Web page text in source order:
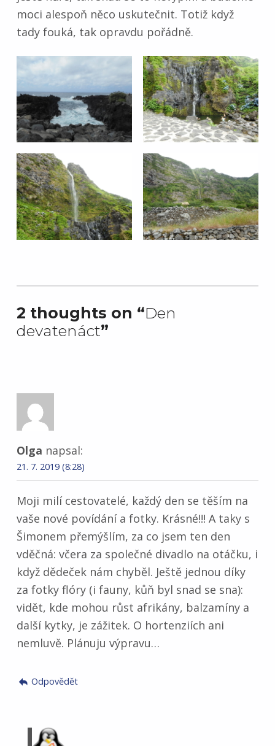
moci alespoň něco uskutečnit. Totiž když
tady fouká, tak opravdu pořádně.
2 thoughts on “Den
devatenáct”
Olga napsal:
21. 7. 2019 (8:28)
Moji milí cestovatelé, každý den se těším na
vaše nové povídání a fotky. Krásné!!! A taky s
Šimonem přemýšlím, za co jsem ten den
vděčná: včera za společné divadlo na otáčku, i
když dědeček nám chyběl. Ještě jednou díky
za fotky flóry (i fauny, kůň byl snad se sna):
vidět, kde mohou růst afrikány, balzamíny a
další kytky, je zážitek. O hortenziích ani
nemluvě. Plánuju výpravu…
Odpovědět